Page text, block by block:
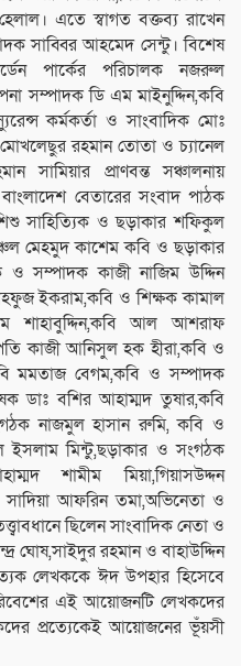
এতে স্বাগত বক্তব্য রাখেন
সাব্বির আহমেদ সেন্টু। বিশেষ
পার্কের পরিচালক নজরুল
সম্পাদক ডি এম মাইনুদ্দিন,কবি
কর্মকর্তা ও সাংবাদিক মোঃ
রহমান তোতা ও চ্যানেল
সামিয়ার প্রাণবন্ত সঞ্চালনায়
বেতারের সংবাদ পাঠক
সাহিত্যিক ও ছড়াকার শফিকুল
মেহমুদ কাশেম কবি ও ছড়াকার
ও সম্পাদক কাজী নাজিম উদ্দিন
ইকরাম,কবি ও শিক্ষক কামাল
শাহাবুদ্দিন,কবি আল আশরাফ
কাজী আনিসুল হক হীরা,কবি ও
মমতাজ বেগম,কবি ও সম্পাদক
ডাঃ বশির আহাম্মদ তুষার,কবি
নাজমুল হাসান রুমি, কবি ও
ইসলাম মিন্টু,ছড়াকার ও সংগঠক
শামীম মিয়া,গিয়াসউদ্দন
সাদিয়া আফরিন তমা,অভিনেতা ও
ছিলেন সাংবাদিক নেতা ও
রহমান ও বাহাউদ্দিন
লেখককে ঈদ উপহার হিসেবে
এই আয়োজনটি লেখকদের
প্রত্যেকেই আয়োজনের ভূঁয়সী